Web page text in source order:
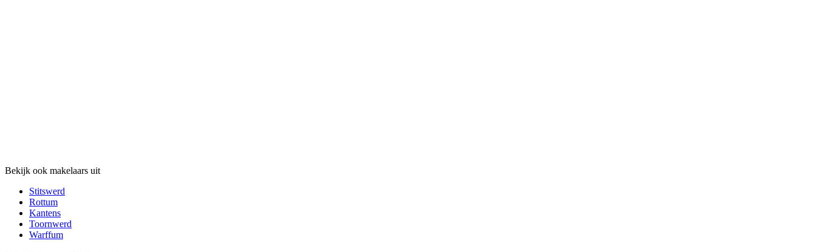
Bekijk ook makelaars uit
Stitswerd
Rottum
Kantens
Toornwerd
Warffum